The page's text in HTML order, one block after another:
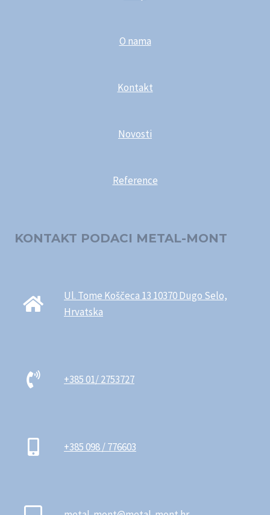
O nama
Kontakt
Novosti
Reference
KONTAKT PODACI METAL-MONT
Ul. Tome Koščeca 13 10370 Dugo Selo,
Hrvatska
+385 01/ 2753727
+385 098 / 776603